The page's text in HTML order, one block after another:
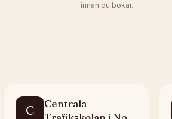
innan du bokar.
C
Centrala